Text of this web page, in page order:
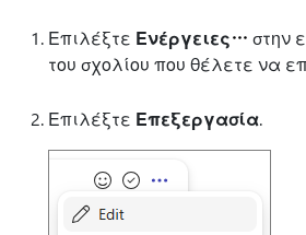
Επιλέξτε Ενέργειες
στην
του σχολίου που θέλετε να
Επιλέξτε Επεξεργασία.